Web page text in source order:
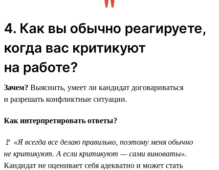
4. Как вы обычно реагируете,
когда вас критикуют
на работе?
Зачем? Выяснить, умеет ли кандидат договариваться
и разрешать конфликтные ситуации.
Как интерпретировать ответы?
🚩 «Я всегда все делаю правильно, поэтому меня обычно
не критикуют. А если критикуют — сами виноваты».
Кандидат не оценивает себя адекватно и может стать